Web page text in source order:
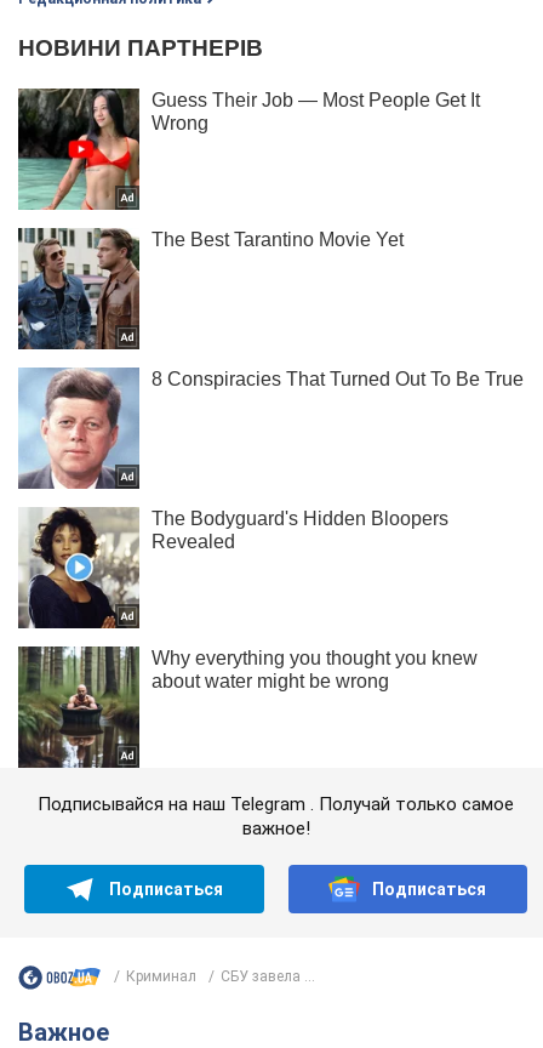
Подписывайся на наш Telegram . Получай только самое
важное!
Подписаться Подписаться
Криминал СБУ завела ...
Важное